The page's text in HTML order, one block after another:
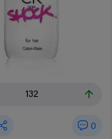
132
0